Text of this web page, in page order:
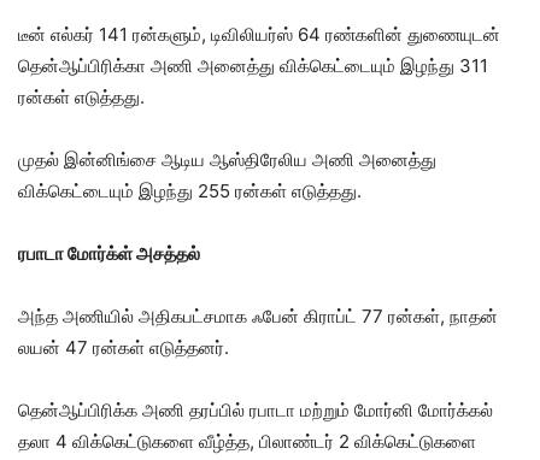
டீன் எல்கர் 141 ரன்களும், டிவிலியர்ஸ் 64 ரண்களின் துணையுடன்
தென்ஆப்பிரிக்கா அணி அனைத்து விக்கெட்டையும் இழந்து 311
ரன்கள் எடுத்தது.
முதல் இன்னிங்சை ஆடிய ஆஸ்திரேலிய அணி அனைத்து
விக்கெட்டையும் இழந்து 255 ரன்கள் எடுத்தது.
ரபாடா மோர்க்ள் அசத்தல்
அந்த அணியில் அதிகபட்சமாக ஃபேன் கிராப்ட் 77 ரன்கள், நாதன்
லயன் 47 ரன்கள் எடுத்தனர்.
தென்ஆப்பிரிக்க அணி தரப்பில் ரபாடா மற்றும் மோர்னி மோர்க்கல்
தலா 4 விக்கெட்டுகளை வீழ்த்த, பிலாண்டர் 2 விக்கெட்டுகளை